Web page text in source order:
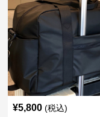
¥5,800 (税込)